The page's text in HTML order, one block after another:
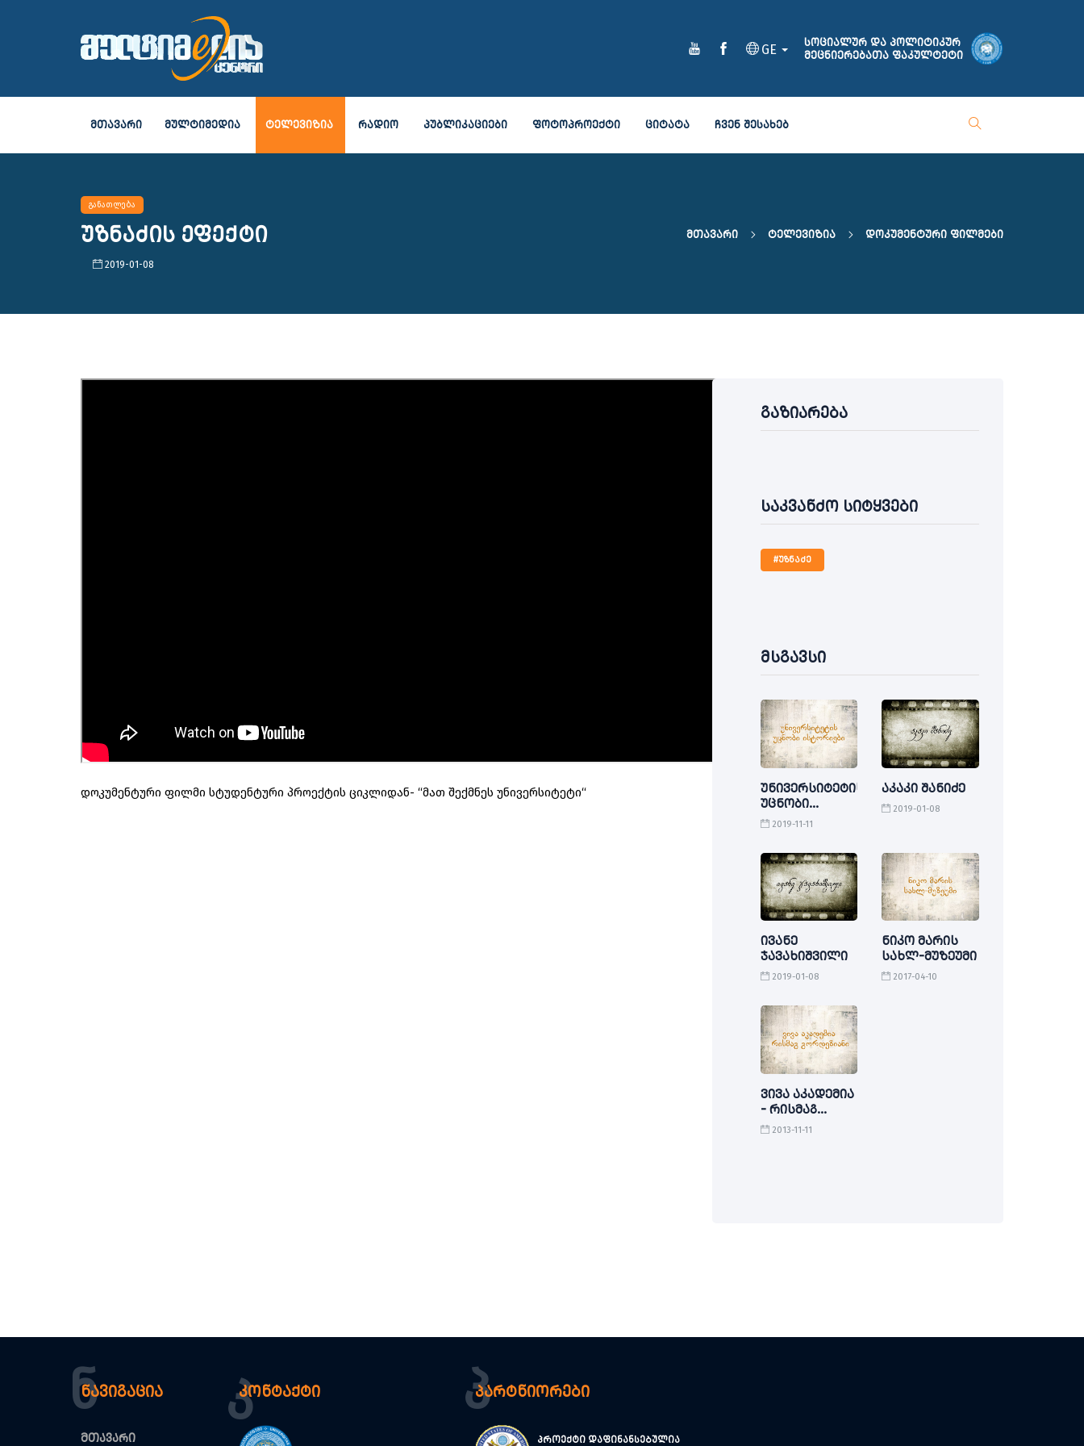
სოციალურ და პოლიტიკურ
მეცნიერებათა ფაკულტეტი
GE
ᲛᲗᲐᲕᲐᲠᲘ ᲛᲣᲚᲢᲘᲛᲔᲓᲘᲐ ᲢᲔᲚᲔᲕᲘᲖᲘᲐ ᲠᲐᲓᲘᲝ ᲞᲣᲑᲚᲘᲙᲐᲪᲘᲔᲑᲘ ᲤᲝᲢᲝᲞᲠᲝᲔᲥᲢᲘ ᲪᲘᲢᲐᲢᲐ ᲩᲕᲔᲜ ᲨᲔᲡᲐᲮᲔᲑ
განათლება
უზნაძის ეფექტი
2019-01-08
Მთავარი Ტელევიზია Დოკუმენტური Ფილმები
დოკუმენტური ფილმი სტუდენტური პროექტის ციკლიდან- “მათ შექმნეს უნივერსიტეტი“
გაზიარება
საკვანძო სიტყვები
#უზნაძე
მსგავსი
უნივერსიტეტის
უცნობი
ისტორიები
2019-11-11
აკაკი შანიძე
2019-01-08
ივანე
ჯავახიშვილი
2019-01-08
ნიკო მარის
სახლ-მუზეუმი
2017-04-10
ვივა აკადემია
- რისმაგ
გორდეზიანი
2013-11-11
ნავიგაცია
Ნ
მთავარი
კონტაქტი
Კ პარტნიორები
Პ
პროექტი დაფინანსებულია